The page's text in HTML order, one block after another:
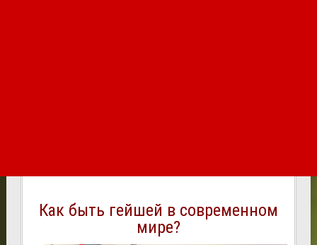
Как быть гейшей в современном
мире?